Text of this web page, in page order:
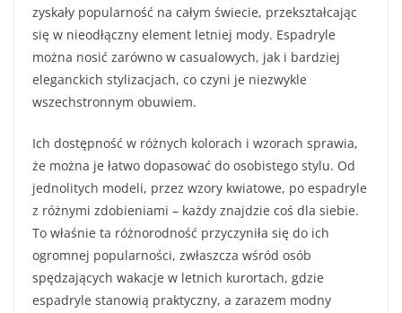
zyskały popularność na całym świecie, przekształcając
się w nieodłączny element letniej mody. Espadryle
można nosić zarówno w casualowych, jak i bardziej
eleganckich stylizacjach, co czyni je niezwykle
wszechstronnym obuwiem.
Ich dostępność w różnych kolorach i wzorach sprawia,
że można je łatwo dopasować do osobistego stylu. Od
jednolitych modeli, przez wzory kwiatowe, po espadryle
z różnymi zdobieniami – każdy znajdzie coś dla siebie.
To właśnie ta różnorodność przyczyniła się do ich
ogromnej popularności, zwłaszcza wśród osób
spędzających wakacje w letnich kurortach, gdzie
espadryle stanowią praktyczny, a zarazem modny